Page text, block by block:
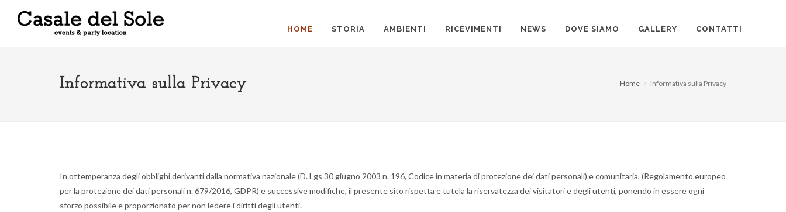
HOME STORIA AMBIENTI RICEVIMENTI NEWS DOVE SIAMO GALLERY CONTATTI
Informativa sulla Privacy Home Informativa sulla Privacy
In ottemperanza degli obblighi derivanti dalla normativa nazionale (D. Lgs 30 giugno 2003 n. 196, Codice in materia di protezione dei dati personali) e comunitaria, (Regolamento europeo
per la protezione dei dati personali n. 679/2016, GDPR) e successive modifiche, il presente sito rispetta e tutela la riservatezza dei visitatori e degli utenti, ponendo in essere ogni
sforzo possibile e proporzionato per non ledere i diritti degli utenti.